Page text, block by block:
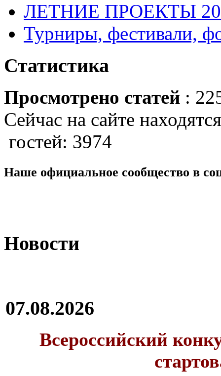
ЛЕТНИЕ ПРОЕКТЫ
Турниры, фестивали,
Статистика
Просмотрено статей :
Сейчас на сайте
гостей: 3974
Наше официальное сообщество в
Новости
07.08.2026
Всероссийский